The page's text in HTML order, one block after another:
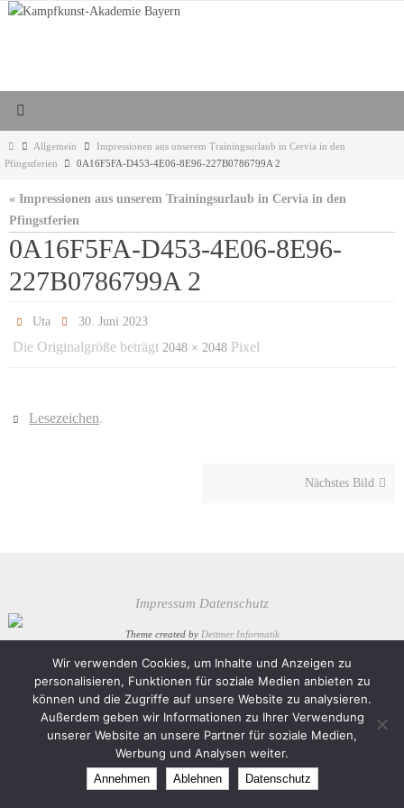
Zum
StartAllgemein
Impressionen aus unserem Trainingsurlaub in Cervia in den
Pfingstferien
0A16F5FA-D453-4E06-8E96-227B0786799A 2
« Impressionen aus unserem Trainingsurlaub in Cervia in den
Pfingstferien
0A16F5FA-D453-4E06-8E96-
227B0786799A 2
Uta 30. Juni 2023
Die Originalgröße beträgt 2048 × 2048 Pixel
Lesezeichen.
Nächstes Bild
Impressum Datenschutz
Theme created by Dettmer Informatik
Präsentiert vonNirvana&WordPress.
Wir verwenden Cookies, um Inhalte und Anzeigen zu
personalisieren, Funktionen für soziale Medien anbieten zu
können und die Zugriffe auf unsere Website zu analysieren.
Außerdem geben wir Informationen zu Ihrer Verwendung
unserer Website an unsere Partner für soziale Medien,
Werbung und Analysen weiter.
Annehmen Ablehnen Datenschutz